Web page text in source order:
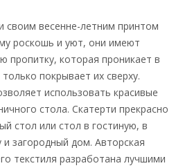
своим весенне-летним принтом
роскошь и уют, они имеют
пропитку, которая проникает в
покрывает их сверху.
использовать красивые
стола. Скатерти прекрасно
стол или стол в гостиную, в
и загородный дом. Авторская
текстиля разработана лучшими